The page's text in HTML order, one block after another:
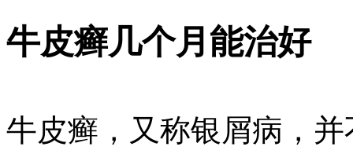
牛皮癣几个月能治好
牛皮癣，又称银屑病，